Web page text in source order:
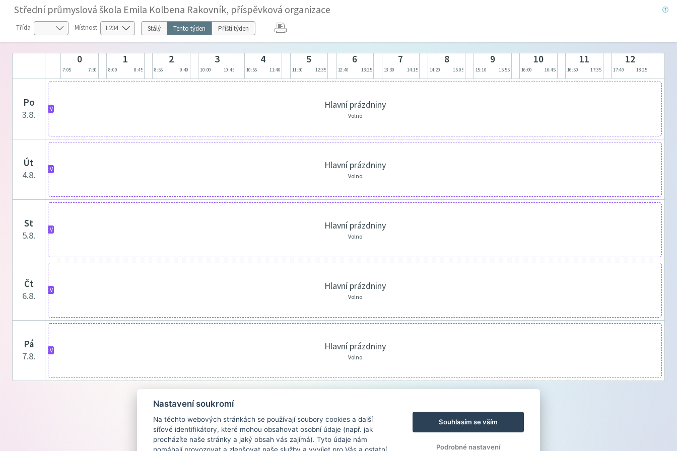
Střední průmyslová škola Emila Kolbena Rakovník, příspěvková organizace
Třída Místnost Stálý Tento týden Příští týden
0
7:05 7:50
1
8:00 8:45
2
8:55 9:40
3
10:00 10:45
4
10:55 11:40
5
11:50 12:35
6
12:40 13:25
7
13:30 14:15
8
14:20 15:05
9
15:10 15:55
10
16:00 16:45
11
16:50 17:35
12
17:40 18:25
po
3.8.
V Hlavní prázdniny
Volno
út
4.8.
V Hlavní prázdniny
Volno
st
5.8.
V Hlavní prázdniny
Volno
čt
6.8.
V Hlavní prázdniny
Volno
pá
7.8.
V Hlavní prázdniny
Volno
Nastavení soukromí
Na těchto webových stránkách se používají soubory cookies a další
síťové identifikátory, které mohou obsahovat osobní údaje (např. jak
procházíte naše stránky a jaký obsah vás zajímá). Tyto údaje nám
Souhlasím se vším
Podrobné nastavení